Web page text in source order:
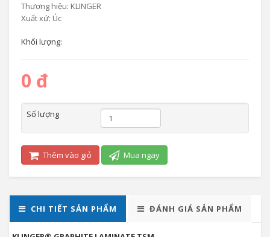
Thương hiệu: KLINGER
Xuất xứ: Úc
Khối lượng:
0 đ
Số lượng
Thêm vào giỏ Mua ngay
CHI TIẾT SẢN PHẨM ĐÁNH GIÁ SẢN PHẨM